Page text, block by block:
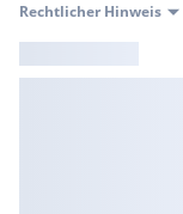
Rechtlicher Hinweis